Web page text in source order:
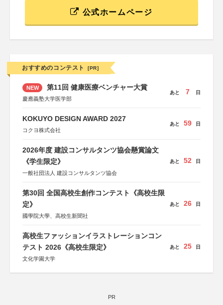
公式ホームページ
おすすめのコンテスト [PR]
NEW 第11回 健康医療ベンチャー大賞
慶應義塾大学医学部
あと 7 日
KOKUYO DESIGN AWARD 2027
コクヨ株式会社
あと 59 日
2026年度 建設コンサルタンツ協会懸賞論文
《学生限定》
一般社団法人 建設コンサルタンツ協会
あと 52 日
第30回 全国高校生創作コンテスト《高校生限
定》
國學院大學、高校生新聞社
あと 26 日
高校生ファッションイラストレーションコン
テスト 2026《高校生限定》
文化学園大学
あと 25 日
PR